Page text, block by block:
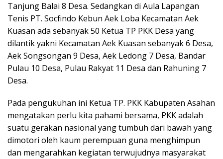
Tanjung Balai 8 Desa. Sedangkan di Aula Lapangan
Tenis PT. Socfindo Kebun Aek Loba Kecamatan Aek
Kuasan ada sebanyak 50 Ketua TP PKK Desa yang
dilantik yakni Kecamatan Aek Kuasan sebanyak 6 Desa,
Aek Songsongan 9 Desa, Aek Ledong 7 Desa, Bandar
Pulau 10 Desa, Pulau Rakyat 11 Desa dan Rahuning 7
Desa.
Pada pengukuhan ini Ketua TP. PKK Kabupaten Asahan
mengatakan perlu kita pahami bersama, PKK adalah
suatu gerakan nasional yang tumbuh dari bawah yang
dimotori oleh kaum perempuan guna menghimpun
dan mengarahkan kegiatan terwujudnya masyarakat